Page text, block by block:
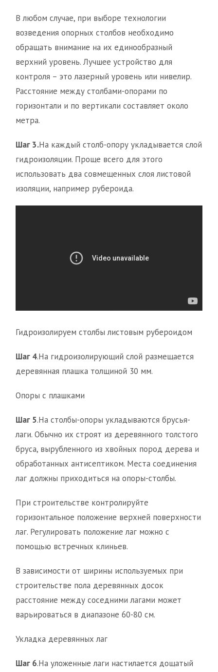
В любом случае, при выборе технологии
возведения опорных столбов необходимо
обращать внимание на их единообразный
верхний уровень. Лучшее устройство для
контроля – это лазерный уровень или нивелир.
Расстояние между столбами-опорами по
горизонтали и по вертикали составляет около
метра.
Шаг 3.На каждый столб-опору укладывается слой
гидроизоляции. Проще всего для этого
использовать два совмещенных слоя листовой
изоляции, например рубероида.
Гидроизолируем столбы листовым рубероидом
Шаг 4.На гидроизолирующий слой размещается
деревянная плашка толщиной 30 мм.
Опоры с плашками
Шаг 5.На столбы-опоры укладываются брусья-
лаги. Обычно их строят из деревянного толстого
бруса, вырубленного из хвойных пород дерева и
обработанных антисептиком. Места соединения
лаг должны приходиться на опоры-столбы.
При строительстве контролируйте
горизонтальное положение верхней поверхности
лаг. Регулировать положение лаг можно с
помощью встречных клиньев.
В зависимости от ширины используемых при
строительстве пола деревянных досок
расстояние между соседними лагами может
варьироваться в диапазоне 60-80 см.
Укладка деревянных лаг
Шаг 6.На уложенные лаги настилается дощатый